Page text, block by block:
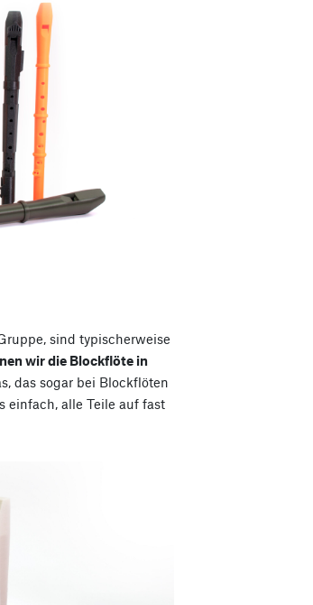
sind typischerweise
wir die Blockflöte in
das sogar bei Blockflöten
einfach, alle Teile auf fast